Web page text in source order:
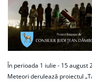
În perioada 1 iulie - 15 august
Meteori derulează proiectul